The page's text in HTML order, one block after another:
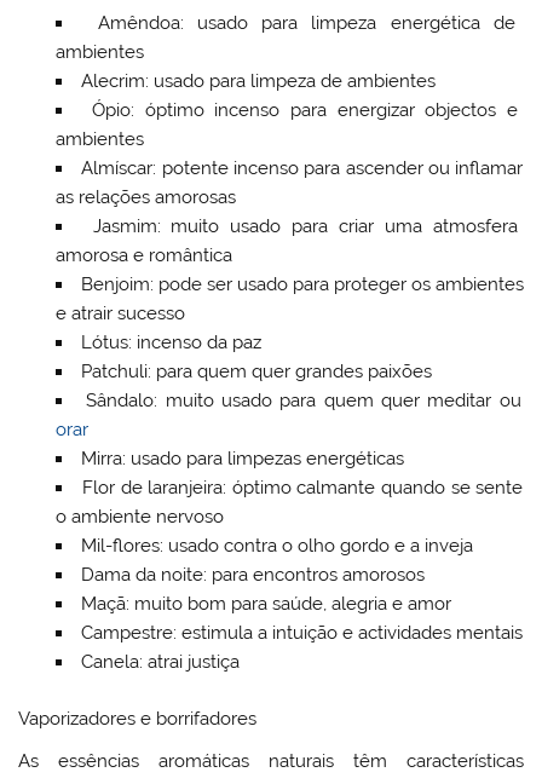
Amêndoa: usado para limpeza energética de
ambientes
Alecrim: usado para limpeza de ambientes
Ópio: óptimo incenso para energizar objectos e
ambientes
Almíscar: potente incenso para ascender ou inflamar
as relações amorosas
Jasmim: muito usado para criar uma atmosfera
amorosa e romântica
Benjoim: pode ser usado para proteger os ambientes
e atrair sucesso
Lótus: incenso da paz
Patchuli: para quem quer grandes paixões
Sândalo: muito usado para quem quer meditar ou
orar
Mirra: usado para limpezas energéticas
Flor de laranjeira: óptimo calmante quando se sente
o ambiente nervoso
Mil-flores: usado contra o olho gordo e a inveja
Dama da noite: para encontros amorosos
Maçã: muito bom para saúde, alegria e amor
Campestre: estimula a intuição e actividades mentais
Canela: atrai justiça
Vaporizadores e borrifadores
As essências aromáticas naturais têm características